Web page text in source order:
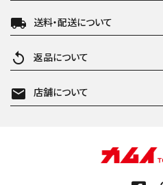
local_shipping 送料・配送について
replay 返品について
mail 店舗について